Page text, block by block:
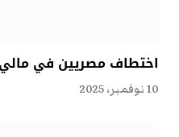
اختطاف مصريين في
10 نوفمبر، 2025